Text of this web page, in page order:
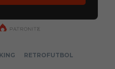
RETROFUTBOL